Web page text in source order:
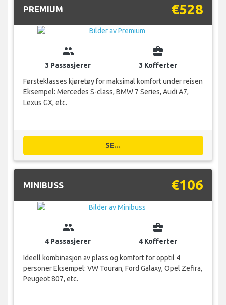
PREMIUM €528
group
3 Passasjerer
business_center
3 Kofferter
Førsteklasses kjøretøy for maksimal komfort under reisen
Eksempel: Mercedes S-class, BMW 7 Series, Audi A7,
Lexus GX, etc.
SE...
MINIBUSS €106
group
4 Passasjerer
business_center
4 Kofferter
Ideell kombinasjon av plass og komfort for opptil 4
personer Eksempel: VW Touran, Ford Galaxy, Opel Zefira,
Peugeot 807, etc.